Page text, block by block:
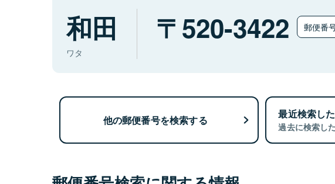
和田
ワタ
520-3422 郵便番
他の郵便番号を検索する 最近検索し
過去に検索し